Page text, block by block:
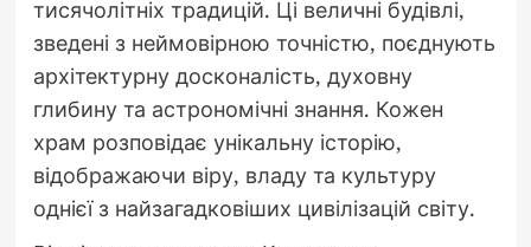
тисячолітніх традицій. Ці величні будівлі,
зведені з неймовірною точністю, поєднують
архітектурну досконалість, духовну
глибину та астрономічні знання. Кожен
храм розповідає унікальну історію,
відображаючи віру, владу та культуру
однієї з найзагадковіших цивілізацій світу.